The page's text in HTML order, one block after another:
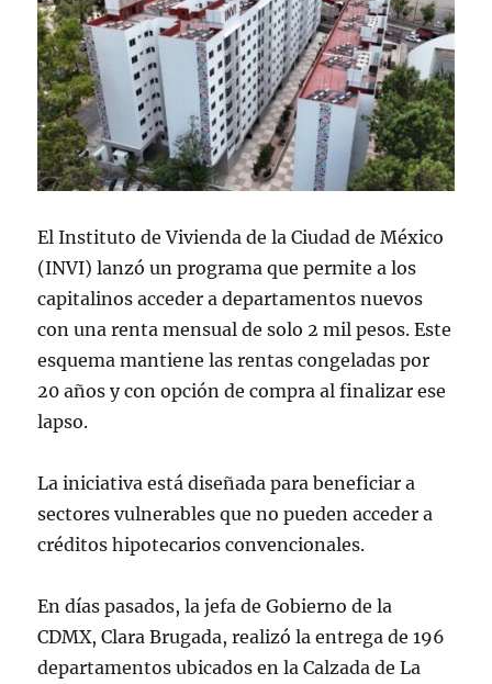
El Instituto de Vivienda de la Ciudad de México
(INVI) lanzó un programa que permite a los
capitalinos acceder a departamentos nuevos
con una renta mensual de solo 2 mil pesos. Este
esquema mantiene las rentas congeladas por
20 años y con opción de compra al finalizar ese
lapso.
La iniciativa está diseñada para beneficiar a
sectores vulnerables que no pueden acceder a
créditos hipotecarios convencionales.
En días pasados, la jefa de Gobierno de la
CDMX, Clara Brugada, realizó la entrega de 196
departamentos ubicados en la Calzada de La